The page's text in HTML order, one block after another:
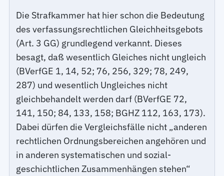
Die Strafkammer hat hier schon die Bedeutung
des verfassungsrechtlichen Gleichheitsgebots
(Art. 3 GG) grundlegend verkannt. Dieses
besagt, daß wesentlich Gleiches nicht ungleich
(BVerfGE 1, 14, 52; 76, 256, 329; 78, 249,
287) und wesentlich Ungleiches nicht
gleichbehandelt werden darf (BVerfGE 72,
141, 150; 84, 133, 158; BGHZ 112, 163, 173).
Dabei dürfen die Vergleichsfälle nicht „anderen
rechtlichen Ordnungsbereichen angehören und
in anderen systematischen und sozial-
geschichtlichen Zusammenhängen stehen“